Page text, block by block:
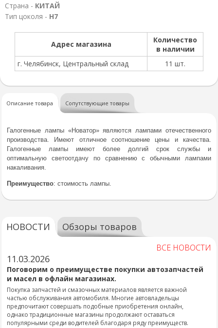
Страна - КИТАЙ
Тип цоколя - Н7
Адрес магазина
Количество
в наличии
г. Челябинск, Центральный склад
11 шт.
Описание товара Сопутствующие товары
Галогенные лампы «Новатор» являются лампами отечественного
производства. Имеют отличное соотношение цены и качества.
Галогенные лампы имеют более долгий срок службы и
оптимальную светоотдачу по сравнению с обычными лампами
накаливания.
Преимущество: стоимость лампы.
НОВОСТИ Обзоры товаров
ВСЕ НОВОСТИ
11.03.2026
Поговорим о преимуществе покупки автозапчастей
и масел в офлайн магазинах.
Покупка запчастей и смазочных материалов является важной
частью обслуживания автомобиля. Многие автовладельцы
предпочитают совершать подобные приобретения онлайн,
однако традиционные магазины продолжают оставаться
популярными среди водителей благодаря ряду преимуществ.